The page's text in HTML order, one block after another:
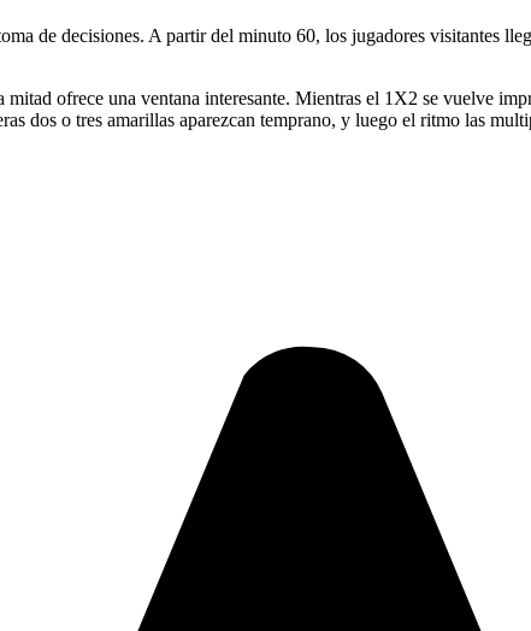
de decisiones. A partir del minuto 60, los jugadores visitantes
ofrece una ventana interesante. Mientras el 1X2 se vuelve
dos o tres amarillas aparezcan temprano, y luego el ritmo las